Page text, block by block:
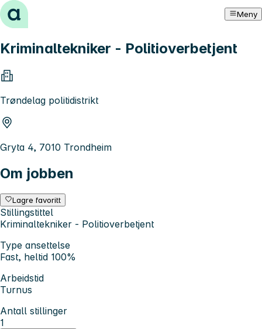
Hopp til innhold Meny
Kriminaltekniker - Politioverbetjent
Trøndelag politidistrikt
Gryta 4, 7010 Trondheim
Om jobben
Lagre favoritt
Stillingstittel
Kriminaltekniker - Politioverbetjent
Type ansettelse
Fast, heltid 100%
Arbeidstid
Turnus
Antall stillinger
1